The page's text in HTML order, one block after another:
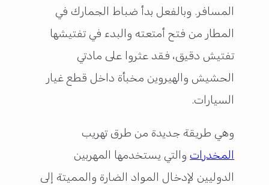
المسافر. وبالفعل بدأ ضباط الجمارك في
المطار من فتح أمتعته والبدء في تفتيشها
تفتيش دقيق، فقد عثروا على مادتي
الحشيش والهيروين مخبأة داخل قطع غيار
السيارات.
وهي طريقة جديدة من طرق تهريب
المخدراتوالتي يستخدمها المهربين
الدوليين لإدخال المواد الضارة والمميتة إلى